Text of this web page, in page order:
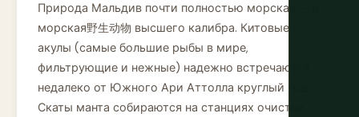
Природа Мальдив почти полностью морская — и
морская野生动物 высшего калибра. Китовые
акулы (самые большие рыбы в мире,
фильтрующие и нежные) надежно встречаются
недалеко от Южного Ари Аттолла круглый год.
Скаты манта собираются на станциях очистки,